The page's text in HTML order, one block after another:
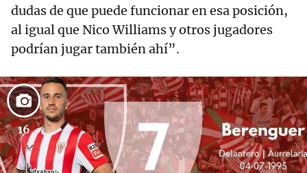
dudas de que puede funcionar en esa posición,
al igual que Nico Williams y otros jugadores
podrían jugar también ahí”.
16